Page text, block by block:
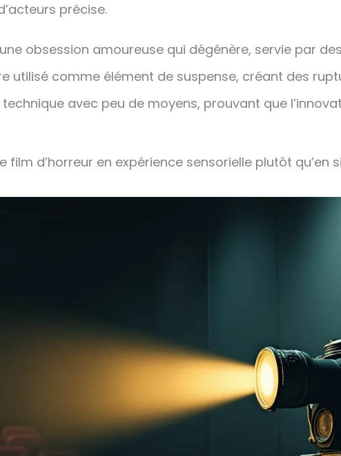
précise.
obsession amoureuse qui dégénère, servie par
utilisé comme élément de suspense, créant des
avec peu de moyens, prouvant que
d’horreur en expérience sensorielle plutôt qu’en